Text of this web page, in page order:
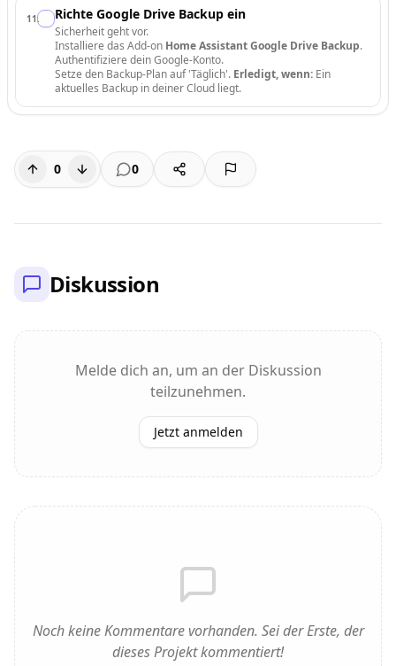
11. Richte Google Drive Backup ein
Sicherheit geht vor.
Installiere das Add-on Home Assistant Google Drive Backup.
Authentifiziere dein Google-Konto.
Setze den Backup-Plan auf 'Täglich'. Erledigt, wenn: Ein
aktuelles Backup in deiner Cloud liegt.
0 0
Diskussion
Melde dich an, um an der Diskussion
teilzunehmen.
Jetzt anmelden
Noch keine Kommentare vorhanden. Sei der Erste, der
dieses Projekt kommentiert!